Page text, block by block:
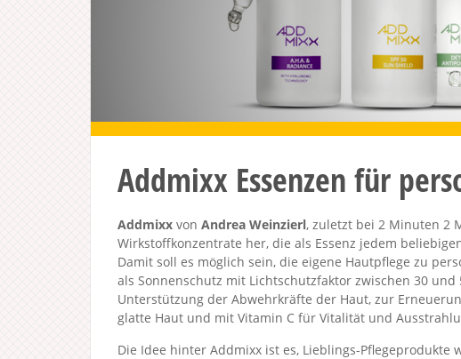
Addmixx Essenzen für
Addmixx von Andrea Weinzierl, zuletzt bei 2 Minuten 2
Wirkstoffkonzentrate her, die als Essenz jedem
Damit soll es möglich sein, die eigene Hautpflege zu
als Sonnenschutz mit Lichtschutzfaktor zwischen 30
Unterstützung der Abwehrkräfte der Haut, zur
glatte Haut und mit Vitamin C für Vitalität und
Die Idee hinter Addmixx ist es, Lieblings-Pflegeprodukte